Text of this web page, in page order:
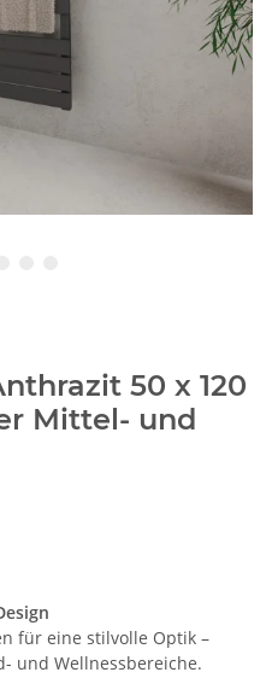
50 x 120
Mittel- und
für eine stilvolle Optik –
und Wellnessbereiche.